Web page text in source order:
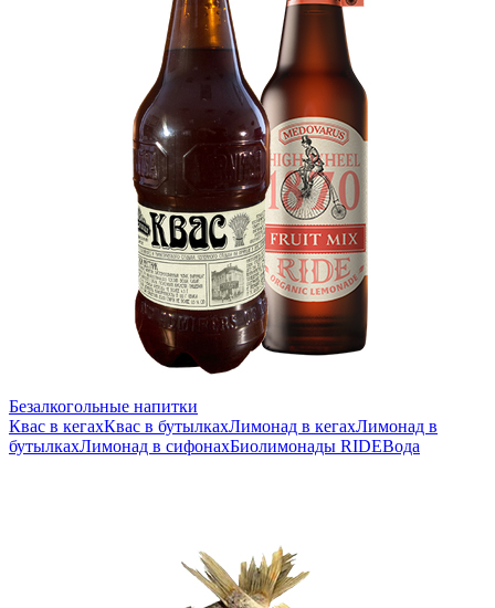
Безалкогольные напитки
Квас в кегахКвас в бутылкахЛимонад в кегахЛимонад в
бутылкахЛимонад в сифонахБиолимонады RIDEВода